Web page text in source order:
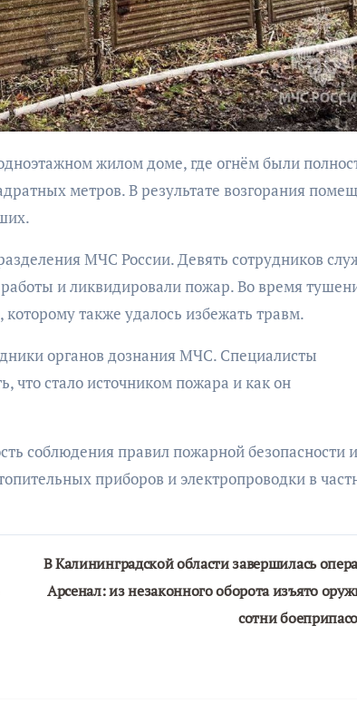
метров. В результате возгорания
МЧС России. Девять сотрудников
и ликвидировали пожар. Во время
также удалось избежать травм.
органов дознания МЧС. Специалисты
что стало источником пожара и как он
соблюдения правил пожарной безопасности и
приборов и электропроводки в
В Калининградской области завершилась
Арсенал: из незаконного оборота изъято
сотни
КУЛЬТУРА
Патрушев
в
фестиваля
АФИША
ОБЩЕСТВО
Организаторы
фестиваля
«Открытое
объявили даты